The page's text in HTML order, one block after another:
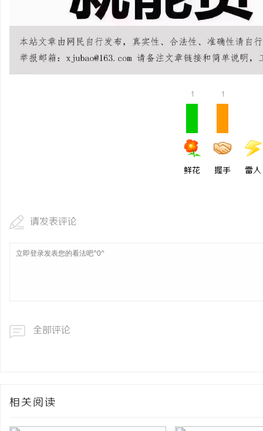
1
鲜花
1
握手 雷人
请发表评论
全部评论
相关阅读
武汉配眼镜 上海配眼镜 武汉配眼镜